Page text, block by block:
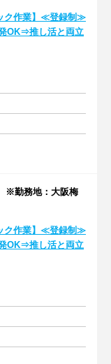
ク作業】≪登録制≫
OK⇒推し活と両立
※勤務地：大阪梅
ク作業】≪登録制≫
OK⇒推し活と両立